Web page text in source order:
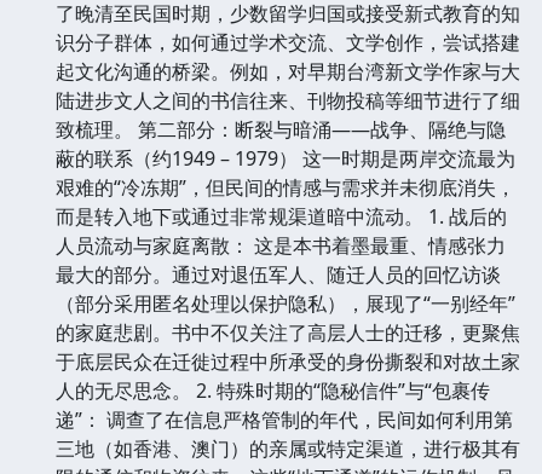
了晚清至民国时期，少数留学归国或接受新式教育的知
识分子群体，如何通过学术交流、文学创作，尝试搭建
起文化沟通的桥梁。例如，对早期台湾新文学作家与大
陆进步文人之间的书信往来、刊物投稿等细节进行了细
致梳理。 第二部分：断裂与暗涌——战争、隔绝与隐
蔽的联系（约1949 – 1979） 这一时期是两岸交流最为
艰难的“冷冻期”，但民间的情感与需求并未彻底消失，
而是转入地下或通过非常规渠道暗中流动。 1. 战后的
人员流动与家庭离散： 这是本书着墨最重、情感张力
最大的部分。通过对退伍军人、随迁人员的回忆访谈
（部分采用匿名处理以保护隐私），展现了“一别经年”
的家庭悲剧。书中不仅关注了高层人士的迁移，更聚焦
于底层民众在迁徙过程中所承受的身份撕裂和对故土家
人的无尽思念。 2. 特殊时期的“隐秘信件”与“包裹传
递”： 调查了在信息严格管制的年代，民间如何利用第
三地（如香港、澳门）的亲属或特定渠道，进行极其有